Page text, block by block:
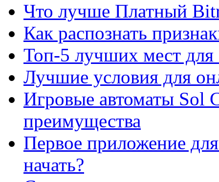
Что лучше Платный
Как распознать
Топ-5 лучших мест для
Лучшие условия для
Игровые автоматы Sol
преимущества
Первое приложение
начать?